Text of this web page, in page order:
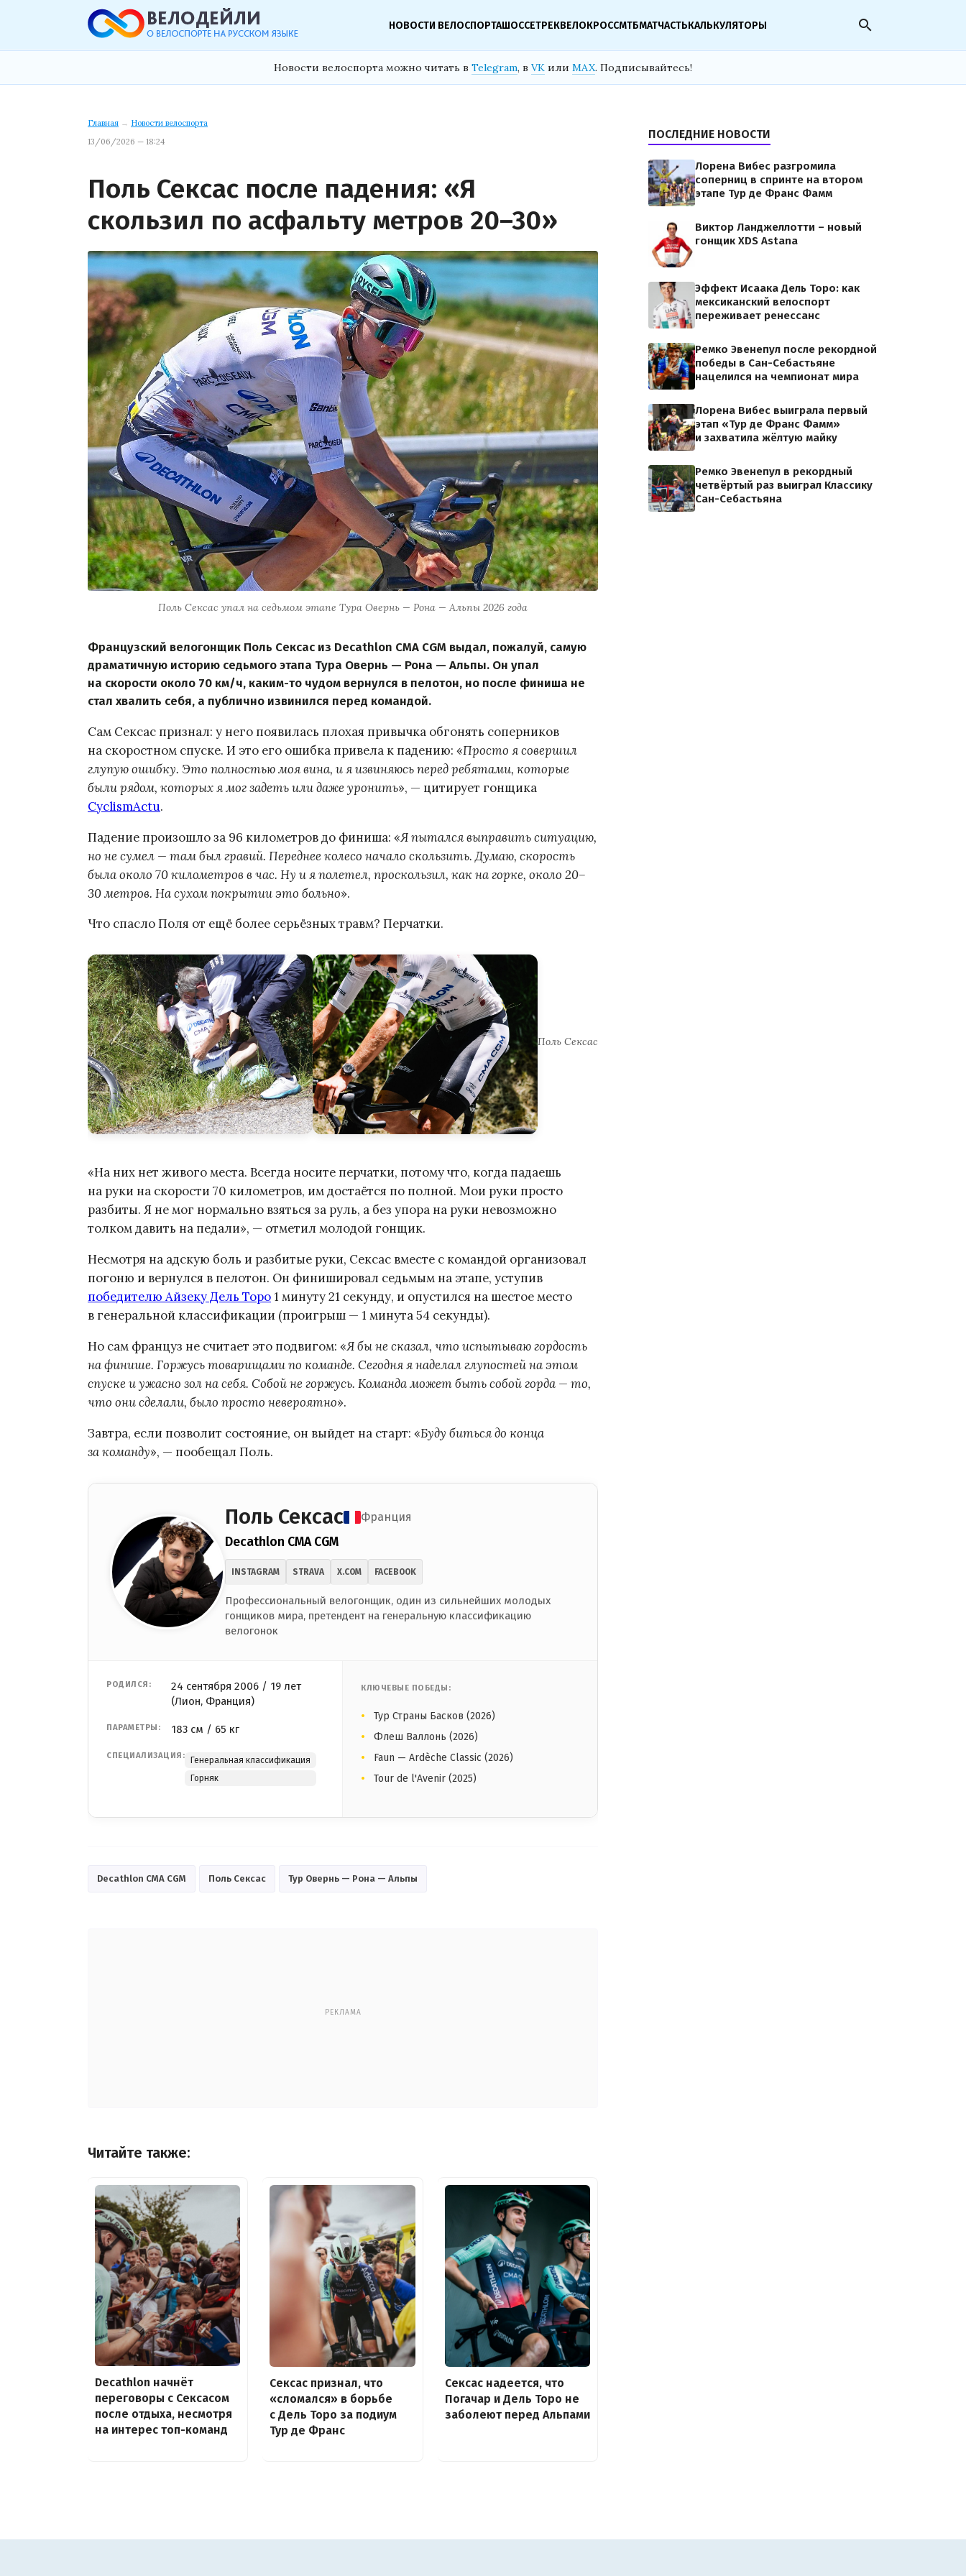
НОВОСТИ ВЕЛОСПОРТАШОССЕТРЕКВЕЛОКРОССМТБМАТЧАСТЬКАЛЬКУЛЯТОРЫ search
Новости велоспорта можно читать в Telegram, в VK или MAX. Подписывайтесь!
Главная → Новости велоспорта
13/06/2026 — 18:24
Поль Сексас после падения: «Я
скользил по асфальту метров 20–30»
Поль Сексас упал на седьмом этапе Тура Овернь — Рона — Альпы 2026 года
Французский велогонщик Поль Сексас из Decathlon CMA CGM выдал, пожалуй, самую
драматичную историю седьмого этапа Тура Овернь — Рона — Альпы. Он упал
на скорости около 70 км/ч, каким-то чудом вернулся в пелотон, но после финиша не
стал хвалить себя, а публично извинился перед командой.
Сам Сексас признал: у него появилась плохая привычка обгонять соперников
на скоростном спуске. И это его ошибка привела к падению: «Просто я совершил
глупую ошибку. Это полностью моя вина, и я извиняюсь перед ребятами, которые
были рядом, которых я мог задеть или даже уронить», — цитирует гонщика
CyclismActu.
Падение произошло за 96 километров до финиша: «Я пытался выправить ситуацию,
но не сумел — там был гравий. Переднее колесо начало скользить. Думаю, скорость
была около 70 километров в час. Ну и я полетел, проскользил, как на горке, около 20–
30 метров. На сухом покрытии это больно».
Что спасло Поля от ещё более серьёзных травм? Перчатки.
Поль Сексас
«На них нет живого места. Всегда носите перчатки, потому что, когда падаешь
на руки на скорости 70 километров, им достаётся по полной. Мои руки просто
разбиты. Я не мог нормально взяться за руль, а без упора на руки невозможно
толком давить на педали», — отметил молодой гонщик.
Несмотря на адскую боль и разбитые руки, Сексас вместе с командой организовал
погоню и вернулся в пелотон. Он финишировал седьмым на этапе, уступив
победителю Айзеку Дель Торо1 минуту 21 секунду, и опустился на шестое место
в генеральной классификации (проигрыш — 1 минута 54 секунды).
Но сам француз не считает это подвигом: «Я бы не сказал, что испытываю гордость
на финише. Горжусь товарищами по команде. Сегодня я наделал глупостей на этом
спуске и ужасно зол на себя. Собой не горжусь. Команда может быть собой горда — то,
что они сделали, было просто невероятно».
Завтра, если позволит состояние, он выйдет на старт: «Буду биться до конца
за команду», — пообещал Поль.
Поль Сексас Франция
Decathlon CMA CGM
INSTAGRAM STRAVA X.COM FACEBOOK
Профессиональный велогонщик, один из сильнейших молодых
гонщиков мира, претендент на генеральную классификацию
велогонок
РОДИЛСЯ:
24 сентября 2006 / 19 лет
(Лион, Франция)
ПАРАМЕТРЫ: 183 см / 65 кг
СПЕЦИАЛИЗАЦИЯ:
Генеральная классификация
Горняк
КЛЮЧЕВЫЕ ПОБЕДЫ:
Тур Страны Басков (2026)
Флеш Валлонь (2026)
Faun — Ardèche Classic (2026)
Tour de l'Avenir (2025)
Decathlon CMA CGM Поль Сексас Тур Овернь — Рона — Альпы
РЕКЛАМА
Читайте также:
Decathlon начнёт
переговоры с Сексасом
после отдыха, несмотря
на интерес топ-команд
Сексас признал, что
«сломался» в борьбе
с Дель Торо за подиум
Тур де Франс
Сексас надеется, что
Погачар и Дель Торо не
заболеют перед Альпами
ПОСЛЕДНИЕ НОВОСТИ
Лорена Вибес разгромила
соперниц в спринте на втором
этапе Тур де Франс Фамм
Виктор Ланджеллотти – новый
гонщик XDS Astana
Эффект Исаака Дель Торо: как
мексиканский велоспорт
переживает ренессанс
Ремко Эвенепул после рекордной
победы в Сан-Себастьяне
нацелился на чемпионат мира
Лорена Вибес выиграла первый
этап «Тур де Франс Фамм»
и захватила жёлтую майку
Ремко Эвенепул в рекордный
четвёртый раз выиграл Классику
Сан-Себастьяна